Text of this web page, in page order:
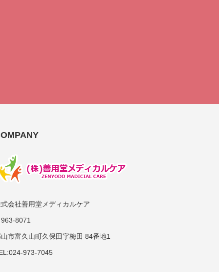
会社善用堂メディカルケア
8071
市富久山町久保田字梅田 84番地1
973-7045